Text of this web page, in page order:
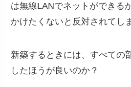
は無線LANでネットができる
かけたくないと反対されてし
新築するときには、すべての
したほうが良いのか？